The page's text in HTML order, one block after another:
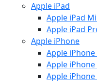
Apple iPad
Apple iPad
Apple iPad
Apple iPhone
Apple iPhone
Apple iPhone
Apple iPhone